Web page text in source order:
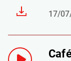
17/